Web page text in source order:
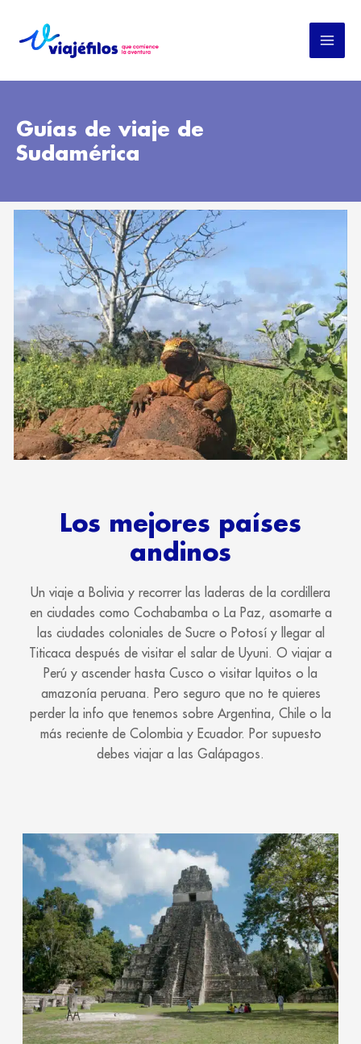
Guías de viaje de
Sudamérica
Los mejores países
andinos
Un viaje a Bolivia y recorrer las laderas de la cordillera
en ciudades como Cochabamba o La Paz, asomarte a
las ciudades coloniales de Sucre o Potosí y llegar al
Titicaca después de visitar el salar de Uyuni. O viajar a
Perú y ascender hasta Cusco o visitar Iquitos o la
amazonía peruana. Pero seguro que no te quieres
perder la info que tenemos sobre Argentina, Chile o la
más reciente de Colombia y Ecuador. Por supuesto
debes viajar a las Galápagos.